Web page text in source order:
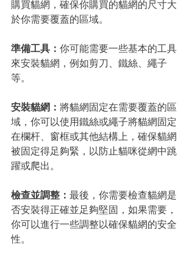
購買貓網，確保你購買的貓網的尺寸大
於你需要覆蓋的區域。
準備工具： 你可能需要一些基本的工具
來安裝貓網，例如剪刀、鐵絲、繩子
等。
安裝貓網： 將貓網固定在需要覆蓋的區
域，你可以使用鐵絲或繩子將貓網固定
在欄杆、窗框或其他結構上，確保貓網
被固定得足夠緊，以防止貓咪從網中跳
躍或爬出。
檢查並調整： 最後，你需要檢查貓網是
否安裝得正確並足夠堅固，如果需要，
你可以進行一些調整以確保貓網的安全
性。